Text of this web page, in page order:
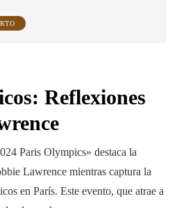
Reflexiones
Paris Olympics» destaca la
Lawrence mientras captura la
en París. Este evento, que atrae a